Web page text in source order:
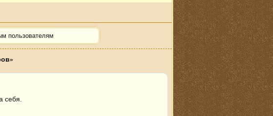
пользователям
себя.